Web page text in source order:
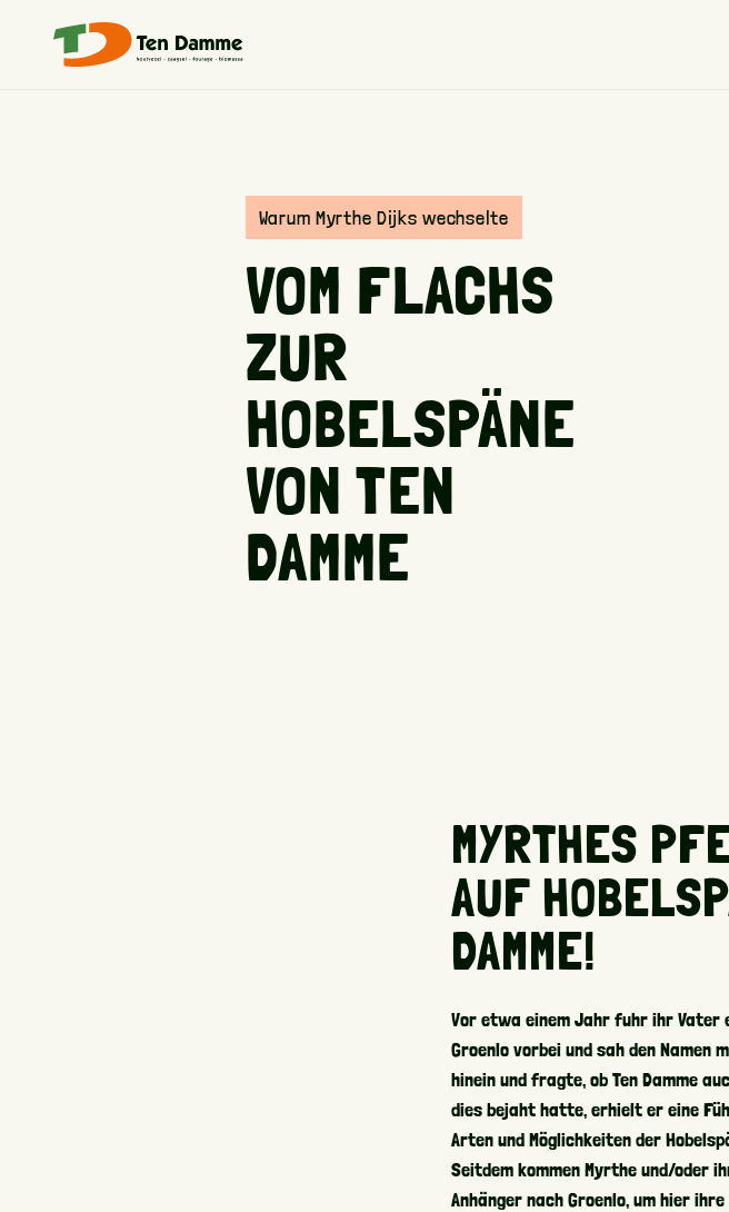
Warum Myrthe Dijks wechselte
VOM FLACHS
ZUR
HOBELSPÄNE
VON TEN
DAMME
MYRTHES
AUF
DAMME!
Vor etwa einem Jahr fuhr ihr Vater
Groenlo vorbei und sah den Namen
hinein und fragte, ob Ten Damme
dies bejaht hatte, erhielt er eine
Arten und Möglichkeiten der
Seitdem kommen Myrthe und/oder
Anhänger nach Groenlo, um hier